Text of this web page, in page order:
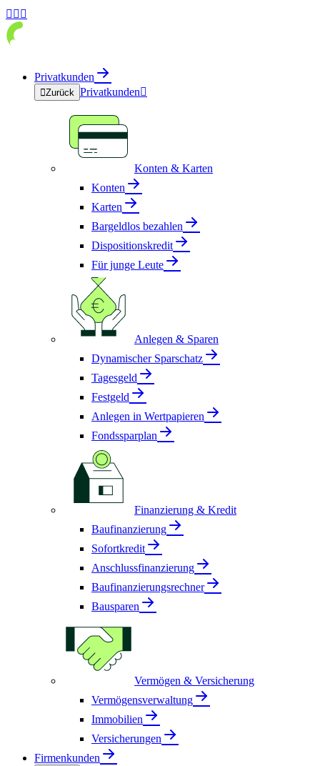
  
Privatkunden
Zurück Privatkunden
Konten & Karten
Konten
Karten
Bargeldlos bezahlen
Dispositionskredit
Für junge Leute
Anlegen & Sparen
Dynamischer Sparschatz
Tagesgeld
Festgeld
Anlegen in Wertpapieren
Fondssparplan
Finanzierung & Kredit
Baufinanzierung
Sofortkredit
Anschlussfinanzierung
Baufinanzierungsrechner
Bausparen
Vermögen & Versicherung
Vermögensverwaltung
Immobilien
Versicherungen
Firmenkunden